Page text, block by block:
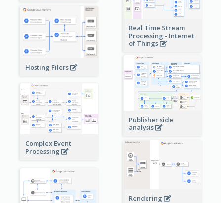
Real Time Stream
Processing - Internet
of Things
Hosting Filers
Publisher side
analysis
Complex Event
Processing
Rendering